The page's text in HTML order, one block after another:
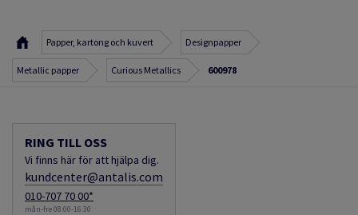
Papper, kartong och kuvert Designpapper
Metallic papper Curious Metallics 600978
RING TILL OSS
Vi finns här för att hjälpa dig.
kundcenter@antalis.com
010-707 70 00*
mån-fre 08:00-16:30